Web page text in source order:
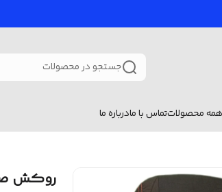
جستجو در محصولات
همه محصولاتتماس با مادرباره ما
روکش